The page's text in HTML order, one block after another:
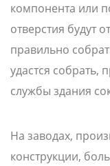
компонента или
отверстия будут
правильно
удастся собрать,
службы здания
На заводах,
конструкции,